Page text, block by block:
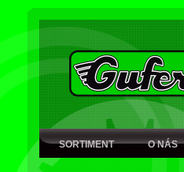
SORTIMENT O NÁS